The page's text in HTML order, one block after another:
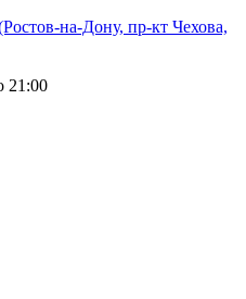
на-Дону, пр-кт Чехова,
21:00